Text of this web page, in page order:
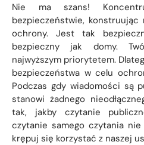
Nie ma szans!
bezpieczeństwie, konstruując
ochrony. Jest tak
bezpieczny jak domy.
najwyższym priorytetem.
bezpieczeństwa w celu
Podczas gdy wiadomości są
stanowi żadnego
tak, jakby czytanie
czytanie samego czytania
krępuj się korzystać z naszej